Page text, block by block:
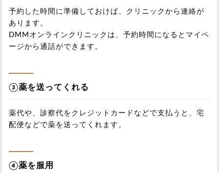
予約した時間に準備しておけば、クリニックから連絡が
あります。
DMMオンラインクリニックは、予約時間になるとマイペ
ージから通話ができます。
③薬を送ってくれる
薬代や、診察代をクレジットカードなどで支払うと、宅
配便などで薬を送ってくれます。
④薬を服用